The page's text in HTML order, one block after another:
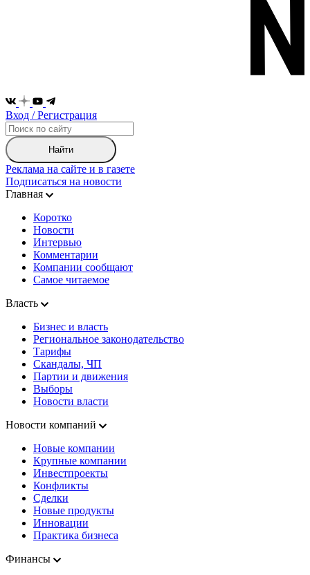
Вход / Регистрация
Найти
Реклама на сайте и в газете
Подписаться на новости
Главная
Коротко
Новости
Интервью
Комментарии
Компании сообщают
Самое читаемое
Власть
Бизнес и власть
Региональное законодательство
Тарифы
Скандалы, ЧП
Партии и движения
Выборы
Новости власти
Новости компаний
Новые компании
Крупные компании
Инвестпроекты
Конфликты
Сделки
Новые продукты
Инновации
Практика бизнеса
Финансы